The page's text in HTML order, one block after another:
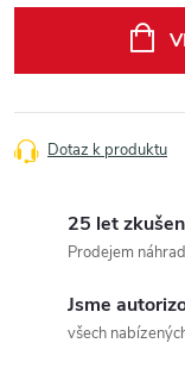
Dotaz k produktu
25 let
Prodejem
Jsme
všech